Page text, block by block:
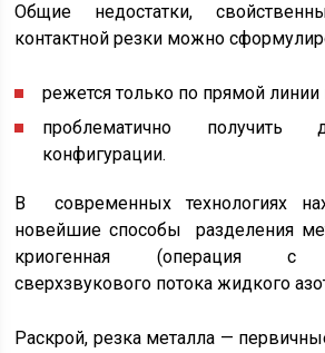
Общие недостатки,
контактной резки можно
режется только по прямой линии
проблематично получить
конфигурации.
В современных технологиях
новейшие способы разделения
криогенная (операция с
сверхзвукового потока жидкого
Раскрой, резка металла —